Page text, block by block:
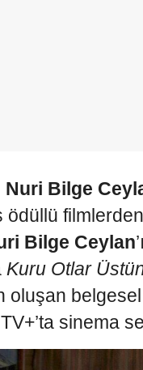
Nuri Bilge
ödüllü
Bilge Ceylan
Kuru Otlar
oluşan
sinema